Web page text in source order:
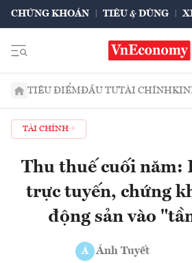
CHỨNG KHOÁN TIÊU & DÙNG
TIÊU ĐIỂMĐẦU TƯTÀI CHÍNH
TÀI CHÍNH
Thu thuế cuối năm:
trực tuyến, chứng
động sản vào
Á Ánh Tuyết